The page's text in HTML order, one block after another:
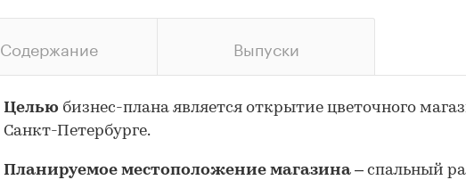
Содержание Выпуски
Целью бизнес-плана является открытие цветочного
Санкт-Петербурге.
Планируемое местоположение магазина – спальный